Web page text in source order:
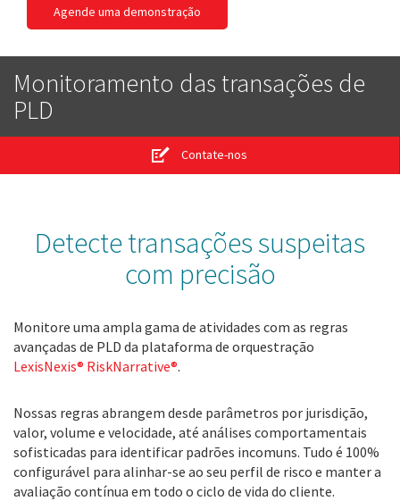
Agende uma demonstração
Monitoramento das transações de
PLD
Contate-nos
Detecte transações suspeitas
com precisão
Monitore uma ampla gama de atividades com as regras
avançadas de PLD da plataforma de orquestração
LexisNexis® RiskNarrative®.
Nossas regras abrangem desde parâmetros por jurisdição,
valor, volume e velocidade, até análises comportamentais
sofisticadas para identificar padrões incomuns. Tudo é 100%
configurável para alinhar-se ao seu perfil de risco e manter a
avaliação contínua em todo o ciclo de vida do cliente.